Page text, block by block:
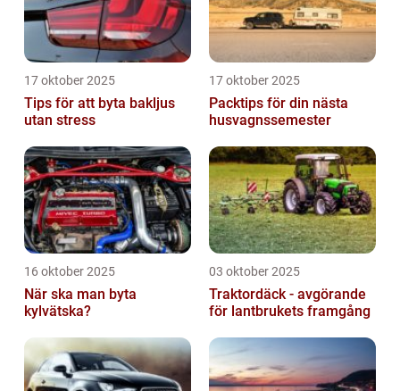
17 oktober 2025
Tips för att byta bakljus
utan stress
17 oktober 2025
Packtips för din nästa
husvagnssemester
16 oktober 2025
När ska man byta
kylvätska?
03 oktober 2025
Traktordäck - avgörande
för lantbrukets framgång